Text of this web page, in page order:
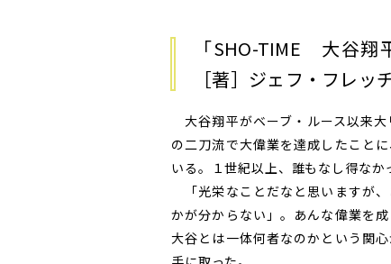
「SHO-TIME 大谷
［著］ジェフ・フレッ
大谷翔平がベーブ・ルース以来
の二刀流で大偉業を達成したこと
いる。１世紀以上、誰もなし得なか
「光栄なことだなと思いますが
かが分からない」。あんな偉業を
大谷とは一体何者なのかという関